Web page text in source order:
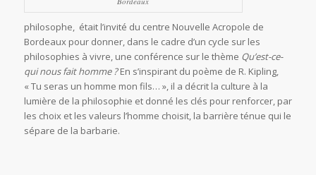
philosophe, était l’invité du centre Nouvelle Acropole de
Bordeaux pour donner, dans le cadre d’un cycle sur les
philosophies à vivre, une conférence sur le thème Qu’est-ce-
qui nous fait homme ?En s’inspirant du poème de R. Kipling,
« Tu seras un homme mon fils… », il a décrit la culture à la
lumière de la philosophie et donné les clés pour renforcer, par
les choix et les valeurs l’homme choisit, la barrière ténue qui le
sépare de la barbarie.